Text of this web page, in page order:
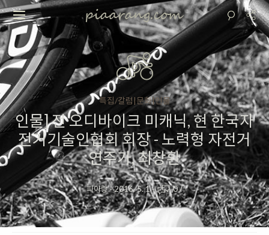
특집/칼럼|문화|인물
인물] 전 오디바이크 미캐닉, 현 한국자
전거기술인협회 회장 - 노력형 자전거
연주가, 최창환
피아랑·2016. 5. 1· 0/